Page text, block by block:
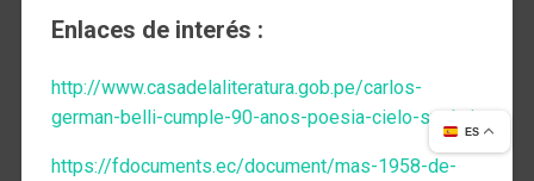
Enlaces de interés :
http://www.casadelaliteratura.gob.pe/carlos-
german-belli-cumple-90-anos-poesia-cielo-suelo/
https://fdocuments.ec/document/mas-1958-de-
ES